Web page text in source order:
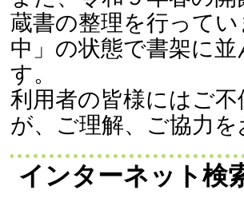
蔵書の整理を行って
中」の状態で書架に
す。
利用者の皆様にはご
が、ご理解、ご協力
インターネット検